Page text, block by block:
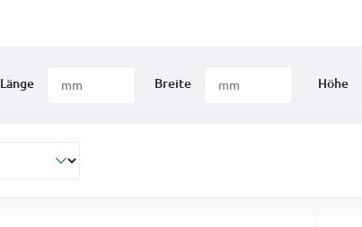
Länge Breite Höhe